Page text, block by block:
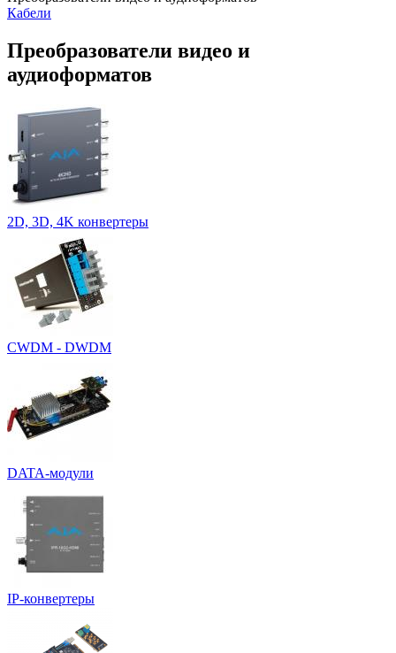
Кабели
Преобразователи видео и
аудиоформатов
2D, 3D, 4K конвертеры
CWDM - DWDM
DATA-модули
IP-конвертеры